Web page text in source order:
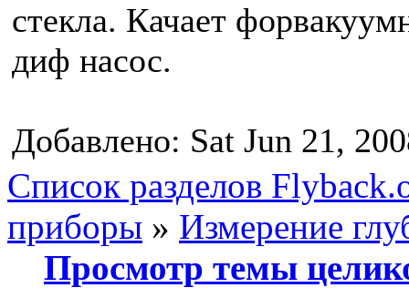
стекла. Качает
диф насос.
Добавлено: Sat Jun 21,
Список разделов
приборы » Измерение
Просмотр темы